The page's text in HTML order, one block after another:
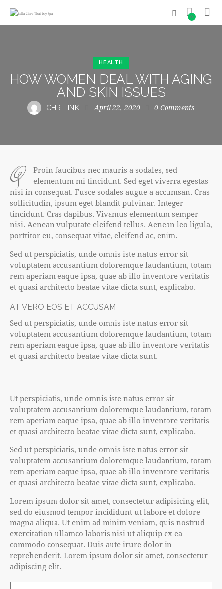
0
HEALTH
HOW WOMEN DEAL WITH AGING
AND SKIN ISSUES
CHRILINK April 22, 2020 0 Comments
q
Proin faucibus nec mauris a sodales, sed
elementum mi tincidunt. Sed eget viverra egestas
nisi in consequat. Fusce sodales augue a accumsan. Cras
sollicitudin, ipsum eget blandit pulvinar. Integer
tincidunt. Cras dapibus. Vivamus elementum semper
nisi. Aenean vulputate eleifend tellus. Aenean leo ligula,
porttitor eu, consequat vitae, eleifend ac, enim.
Sed ut perspiciatis, unde omnis iste natus error sit
voluptatem accusantium doloremque laudantium, totam
rem aperiam eaque ipsa, quae ab illo inventore veritatis
et quasi architecto beatae vitae dicta sunt, explicabo.
AT VERO EOS ET ACCUSAM
Sed ut perspiciatis, unde omnis iste natus error sit
voluptatem accusantium doloremque laudantium, totam
rem aperiam eaque ipsa, quae ab illo inventore veritatis
et quasi architecto beatae vitae dicta sunt.
Ut perspiciatis, unde omnis iste natus error sit
voluptatem accusantium doloremque laudantium, totam
rem aperiam eaque ipsa, quae ab illo inventore veritatis
et quasi architecto beatae vitae dicta sunt, explicabo.
Sed ut perspiciatis, unde omnis iste natus error sit
voluptatem accusantium doloremque laudantium, totam
rem aperiam eaque ipsa, quae ab illo inventore veritatis
et quasi architecto beatae vitae dicta sunt, explicabo.
Lorem ipsum dolor sit amet, consectetur adipisicing elit,
sed do eiusmod tempor incididunt ut labore et dolore
magna aliqua. Ut enim ad minim veniam, quis nostrud
exercitation ullamco laboris nisi ut aliquip ex ea
commodo consequat. Duis aute irure dolor in
reprehenderit. Lorem ipsum dolor sit amet, consectetur
adipiscing elit.